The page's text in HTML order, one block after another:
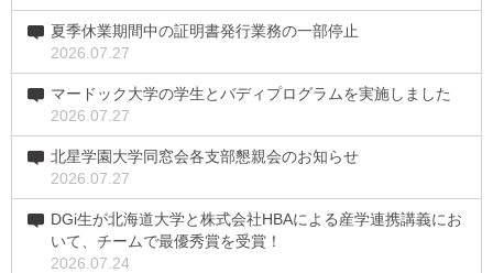
夏季休業期間中の証明書発行業務の一部停止
2026.07.27
マードック大学の学生とバディプログラムを実施しました
2026.07.27
北星学園大学同窓会各支部懇親会のお知らせ
2026.07.27
DGi生が北海道大学と株式会社HBAによる産学連携講義にお
いて、チームで最優秀賞を受賞！
2026.07.24